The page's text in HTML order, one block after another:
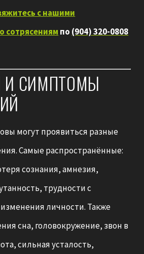
с нашими
сотрясениям по (904) 320-0808
И СИМПТОМЫ
могут проявиться разные
Самые распространённые:
сознания, амнезия,
трудности с
личности. Также
сна, головокружение, звон в
сильная усталость,